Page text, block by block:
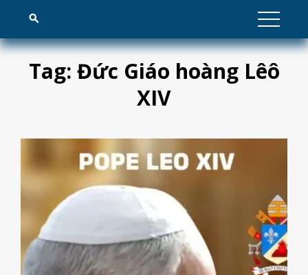
Skip
Tag: Đức Giáo hoàng Lêô
XIV